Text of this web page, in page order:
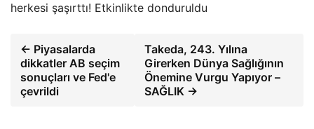
herkesi şaşırttı! Etkinlikte donduruldu
← Piyasalarda
dikkatler AB seçim
sonuçları ve Fed'e
çevrildi
Takeda, 243. Yılına
Girerken Dünya Sağlığının
Önemine Vurgu Yapıyor –
SAĞLIK →